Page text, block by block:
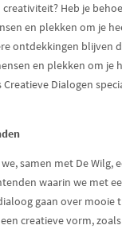
Heb je
en plekken om je
ontdekkingen blijven
en plekken om je
Creatieve Dialogen
samen met De Wilg,
waarin we met
gaan over mooie
creatieve vorm,